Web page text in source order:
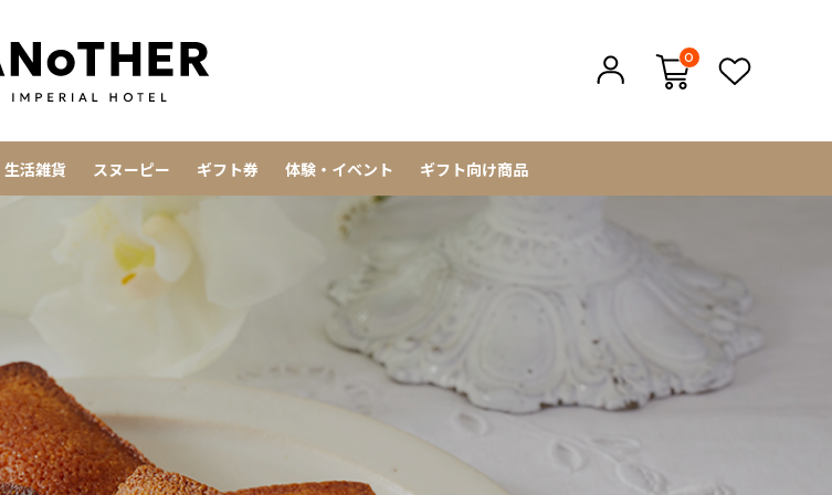
0
生活雑貨 スヌーピー ギフト券 体験・イベント ギフト向け商品